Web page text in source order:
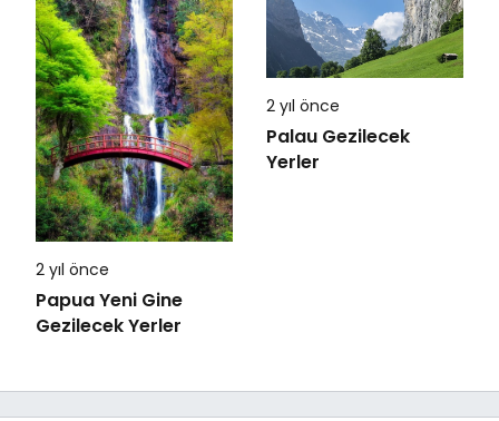
2 yıl önce
Papua Yeni Gine
Gezilecek Yerler
2 yıl önce
Palau Gezilecek
Yerler